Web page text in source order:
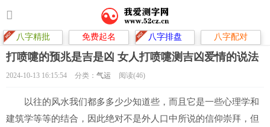
八字精批 免费起名 八字排盘 八字配对
打喷嚏的预兆是吉是凶 女人打喷嚏测吉凶爱情的说法
2024-10-13 16:15:54 分类： 气运 阅读(46)
以往的风水我们都多多少少知道些，而且它是一些心理学和
建筑学等等的结合，因此绝对不是外人口中所说的信仰崇拜，但